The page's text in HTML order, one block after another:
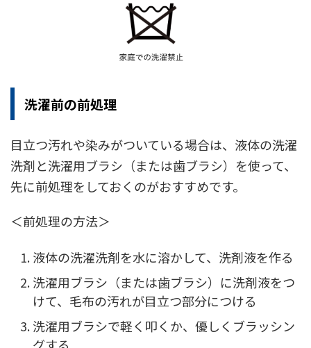
洗濯前の前処理
目立つ汚れや染みがついている場合は、液体の洗濯
洗剤と洗濯用ブラシ（または歯ブラシ）を使って、
先に前処理をしておくのがおすすめです。
＜前処理の方法＞
液体の洗濯洗剤を水に溶かして、洗剤液を作る
洗濯用ブラシ（または歯ブラシ）に洗剤液をつ
けて、毛布の汚れが目立つ部分につける
洗濯用ブラシで軽く叩くか、優しくブラッシン